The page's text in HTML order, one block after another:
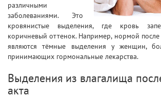
различными
заболеваниями. Это
кровянистые выделения, где кровь
коричневый оттенок. Например, нормой после
являются тёмные выделения у женщин,
принимающих гормональные лекарства.
Выделения из влагалища
акта